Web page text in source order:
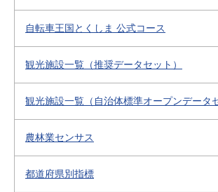
自転車王国とくしま 公式コース
観光施設一覧（推奨データセット）
観光施設一覧（自治体標準オープンデータ
農林業センサス
都道府県別指標